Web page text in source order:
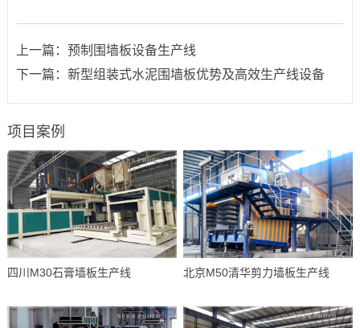
上一篇： 预制围墙板设备生产线
下一篇： 新型组装式水泥围墙板优势及高效生产线设备
项目案例
四川M30石膏墙板生产线 北京M50清华剪力墙板生产线